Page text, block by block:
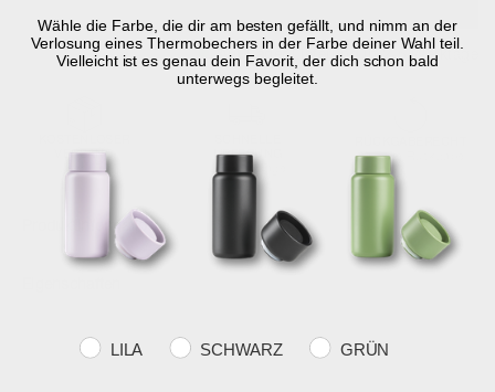
Auf Lager Lieferung in 2-5 Werktage
VERSAND
über €59
LIEFERUNG
30 Tage Rückgabe
Produktinformation
Wähle die Farbe, die dir am besten gefällt, und nimm an der
Verlosung eines Thermobechers in der Farbe deiner Wahl teil.
Vielleicht ist es genau dein Favorit, der dich schon bald
unterwegs begleitet.
Farvevalg
LILA SCHWARZ GRÜN